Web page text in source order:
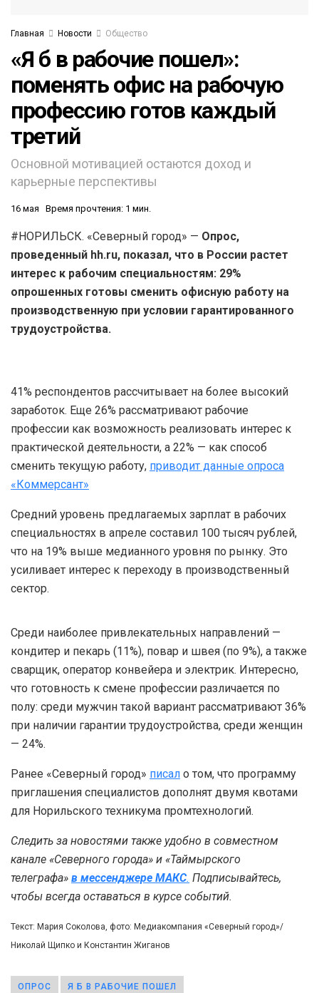
Главная Новости Общество
«Я б в рабочие пошел»:
поменять офис на рабочую
профессию готов каждый
третий
Основной мотивацией остаются доход и
карьерные перспективы
16 мая Время прочтения: 1 мин.
#НОРИЛЬСК. «Северный город» — Опрос,
проведенный hh.ru, показал, что в России растет
интерес к рабочим специальностям: 29%
опрошенных готовы сменить офисную работу на
производственную при условии гарантированного
трудоустройства.
41% респондентов рассчитывает на более высокий
заработок. Еще 26% рассматривают рабочие
профессии как возможность реализовать интерес к
практической деятельности, а 22% — как способ
сменить текущую работу, приводит данные опроса
«Коммерсант»
Средний уровень предлагаемых зарплат в рабочих
специальностях в апреле составил 100 тысяч рублей,
что на 19% выше медианного уровня по рынку. Это
усиливает интерес к переходу в производственный
сектор.
Среди наиболее привлекательных направлений —
кондитер и пекарь (11%), повар и швея (по 9%), а также
сварщик, оператор конвейера и электрик. Интересно,
что готовность к смене профессии различается по
полу: среди мужчин такой вариант рассматривают 36%
при наличии гарантии трудоустройства, среди женщин
— 24%.
Ранее «Северный город» писал о том, что программу
приглашения специалистов дополнят двумя квотами
для Норильского техникума промтехнологий.
Следить за новостями также удобно в совместном
канале «Северного города» и «Таймырского
телеграфа» в мессенджере MAКС. Подписывайтесь,
чтобы всегда оставаться в курсе событий.
Текст: Мария Соколова, фото: Медиакомпания «Северный город»/
Николай Щипко и Константин Жиганов
ОПРОС Я Б В РАБОЧИЕ ПОШЕЛ